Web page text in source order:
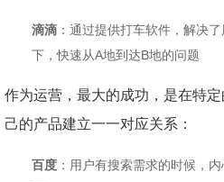
滴滴 ：通过提供打车软件，解决
下，快速从A地到达B地的问题
作为运营，最大的成功，是在特
己的产品建立一一对应关系：
百度 ：用户有搜索需求的时候，